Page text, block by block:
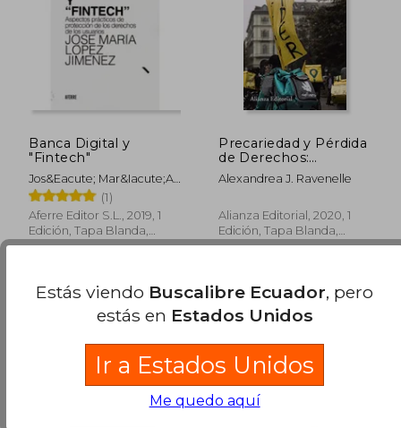
45%
dcto. $ 151.76
45%
dcto.
Banca Digital y
"Fintech"
Jos&Eacute; Mar&Iacute;A
L&Oacute;Pez
Jim&Eacute;Nez
(1)
Aferre Editor S.L., 2019, 1
Edición, Tapa Blanda,
Nuevo
Precariedad y Pérdida
de Derechos:
Historias de la
Economía gig
Alexandrea J. Ravenelle
Alianza Editorial, 2020, 1
Edición, Tapa Blanda,
Nuevo
Estás viendo Buscalibre Ecuador, pero
estás en Estados Unidos
Ir a Estados Unidos
Me quedo aquí